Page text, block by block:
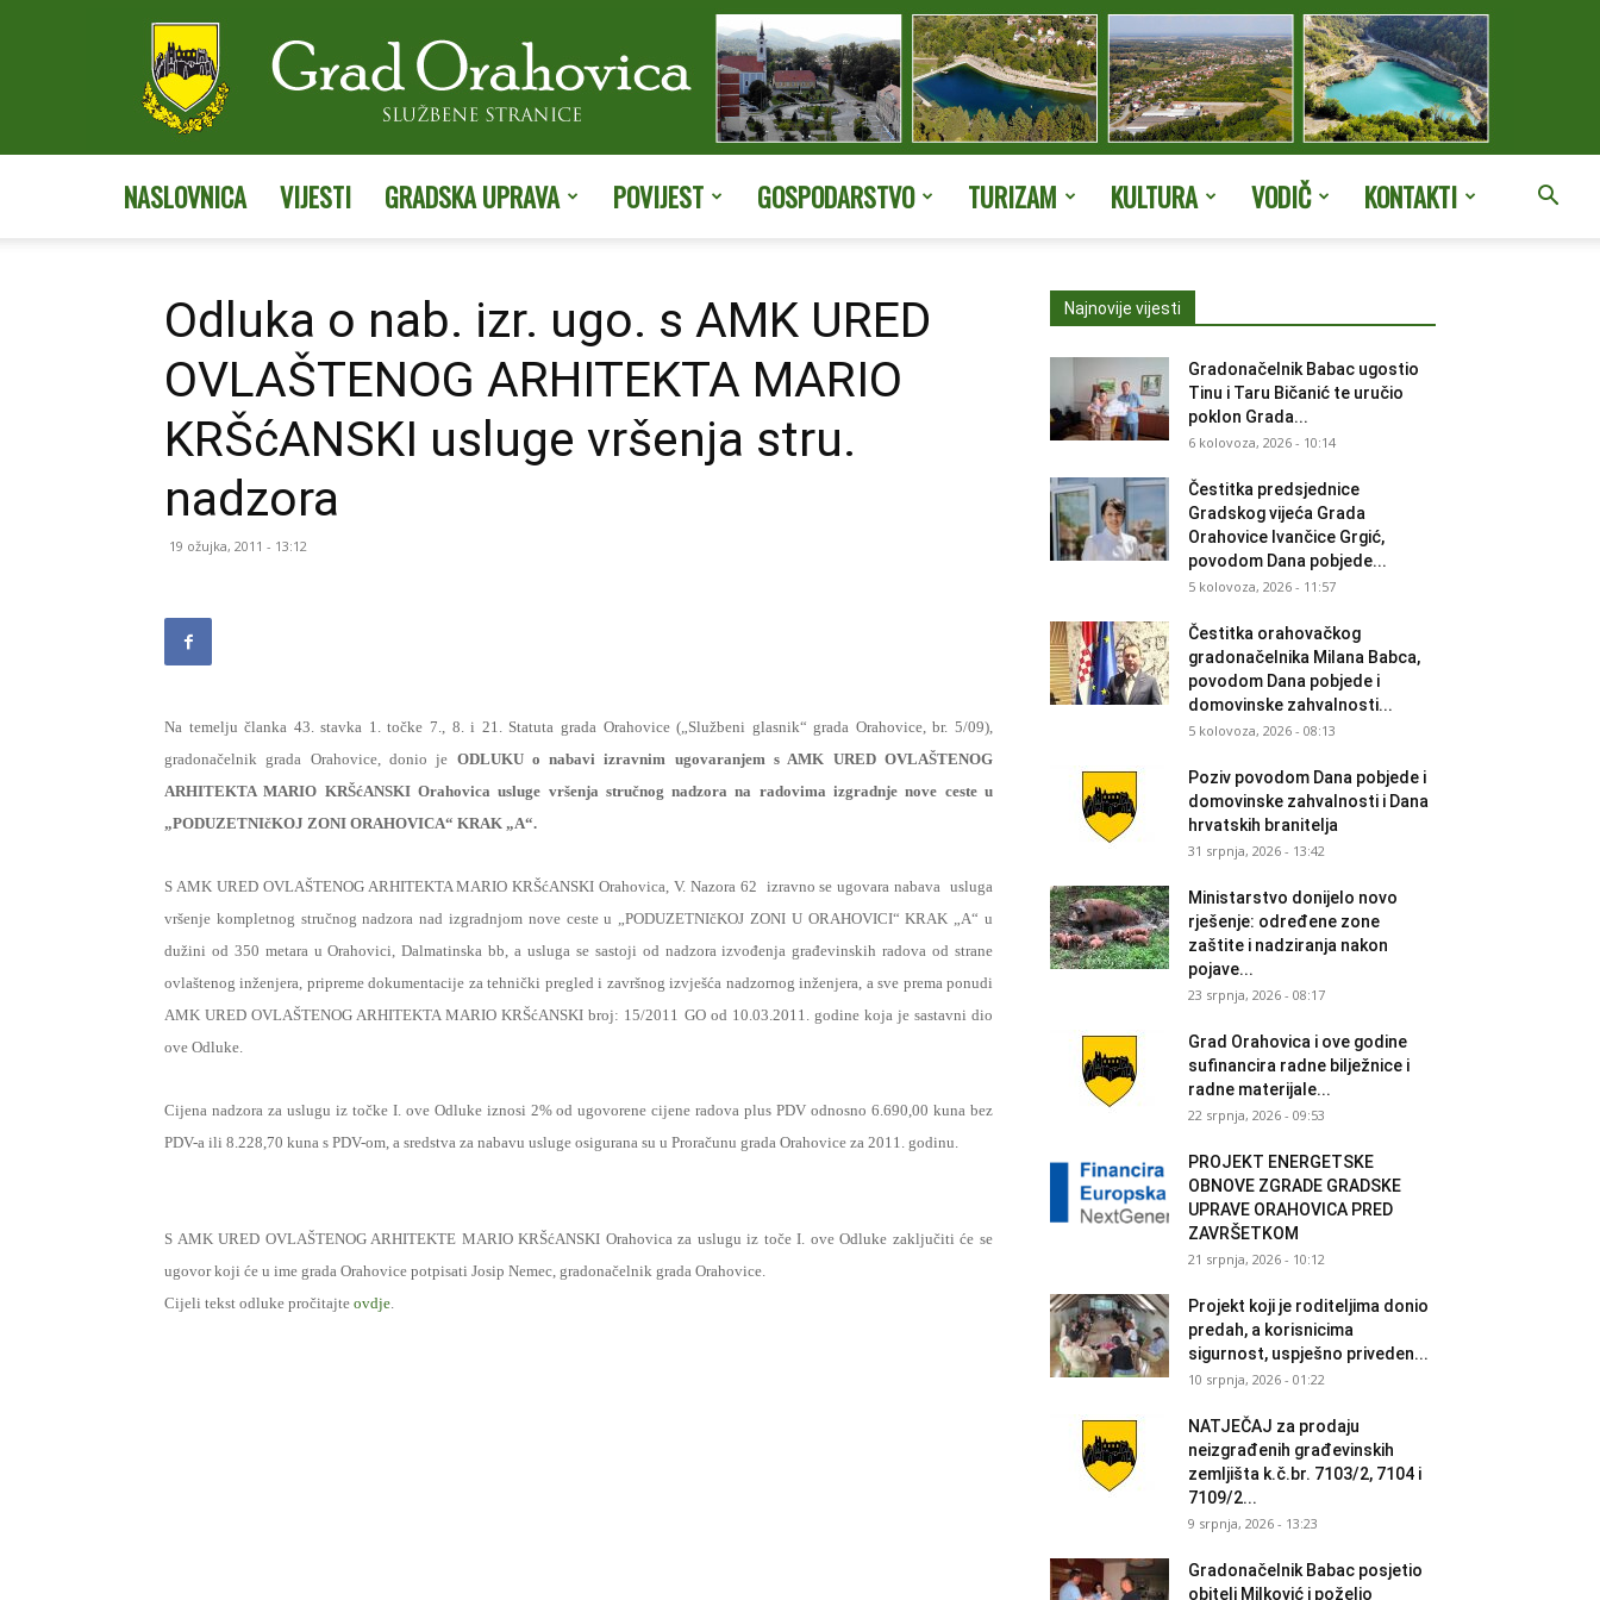
stranice
NASLOVNICA VIJESTI GRADSKA UPRAVA POVIJEST GOSPODARSTVO TURIZAM KULTURA VODIČ KONTAKTI
Odluka o nab. izr. ugo. s AMK URED
OVLAŠTENOG ARHITEKTA MARIO
KRŠćANSKI usluge vršenja stru.
nadzora
19 ožujka, 2011 - 13:12
Na temelju članka 43. stavka 1. točke 7., 8. i 21. Statuta grada Orahovice („Službeni glasnik“ grada Orahovice, br. 5/09),
gradonačelnik grada Orahovice, donio je ODLUKU o nabavi izravnim ugovaranjem s AMK URED OVLAŠTENOG
ARHITEKTA MARIO KRŠćANSKI Orahovica usluge vršenja stručnog nadzora na radovima izgradnje nove ceste u
„PODUZETNIčKOJ ZONI ORAHOVICA“ KRAK „A“.
S AMK URED OVLAŠTENOG ARHITEKTA MARIO KRŠćANSKI Orahovica, V. Nazora 62 izravno se ugovara nabava usluga
vršenje kompletnog stručnog nadzora nad izgradnjom nove ceste u „PODUZETNIčKOJ ZONI U ORAHOVICI“ KRAK „A“ u
dužini od 350 metara u Orahovici, Dalmatinska bb, a usluga se sastoji od nadzora izvođenja građevinskih radova od strane
ovlaštenog inženjera, pripreme dokumentacije za tehnički pregled i završnog izvješća nadzornog inženjera, a sve prema ponudi
AMK URED OVLAŠTENOG ARHITEKTA MARIO KRŠćANSKI broj: 15/2011 GO od 10.03.2011. godine koja je sastavni dio
ove Odluke.
Cijena nadzora za uslugu iz točke I. ove Odluke iznosi 2% od ugovorene cijene radova plus PDV odnosno 6.690,00 kuna bez
PDV-a ili 8.228,70 kuna s PDV-om, a sredstva za nabavu usluge osigurana su u Proračunu grada Orahovice za 2011. godinu.
S AMK URED OVLAŠTENOG ARHITEKTE MARIO KRŠćANSKI Orahovica za uslugu iz toče I. ove Odluke zaključiti će se
ugovor koji će u ime grada Orahovice potpisati Josip Nemec, gradonačelnik grada Orahovice.
Cijeli tekst odluke pročitajte ovdje.
Najnovije vijesti
Gradonačelnik Babac ugostio
Tinu i Taru Bičanić te uručio
poklon Grada...
6 kolovoza, 2026 - 10:14
Čestitka predsjednice
Gradskog vijeća Grada
Orahovice Ivančice Grgić,
povodom Dana pobjede...
5 kolovoza, 2026 - 11:57
Čestitka orahovačkog
gradonačelnika Milana Babca,
povodom Dana pobjede i
domovinske zahvalnosti...
5 kolovoza, 2026 - 08:13
Poziv povodom Dana pobjede i
domovinske zahvalnosti i Dana
hrvatskih branitelja
31 srpnja, 2026 - 13:42
Ministarstvo donijelo novo
rješenje: određene zone
zaštite i nadziranja nakon
pojave...
23 srpnja, 2026 - 08:17
Grad Orahovica i ove godine
sufinancira radne bilježnice i
radne materijale...
22 srpnja, 2026 - 09:53
PROJEKT ENERGETSKE
OBNOVE ZGRADE GRADSKE
UPRAVE ORAHOVICA PRED
ZAVRŠETKOM
21 srpnja, 2026 - 10:12
Projekt koji je roditeljima donio
predah, a korisnicima
sigurnost, uspješno priveden...
10 srpnja, 2026 - 01:22
NATJEČAJ za prodaju
neizgrađenih građevinskih
zemljišta k.č.br. 7103/2, 7104 i
7109/2...
9 srpnja, 2026 - 13:23
Gradonačelnik Babac posjetio
obitelj Milković i poželio